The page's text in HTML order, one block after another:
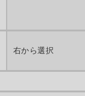
右から選択